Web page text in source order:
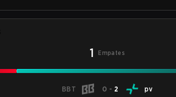
1 Empates
BBT 0 - 2 pv